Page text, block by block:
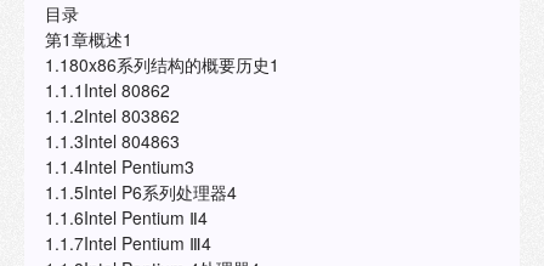
目录
第1章概述1
1.180x86系列结构的概要历史1
1.1.1Intel 80862
1.1.2Intel 803862
1.1.3Intel 804863
1.1.4Intel Pentium3
1.1.5Intel P6系列处理器4
1.1.6Intel Pentium Ⅱ4
1.1.7Intel Pentium Ⅲ4